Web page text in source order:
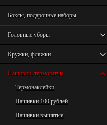
Боксы, подарочные наборы
Головные уборы
Кружки, фляжки
Нашивки, термопатчи
Термонаклейки
Нашивки 100 рублей
Нашивки вышитые